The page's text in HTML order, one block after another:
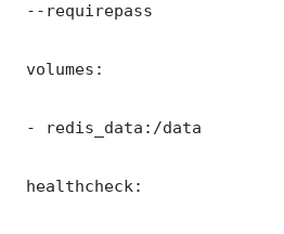
--requirepass
volumes:
- redis_data:/data
healthcheck: